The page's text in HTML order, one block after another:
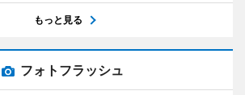
もっと見る
フォトフラッシュ